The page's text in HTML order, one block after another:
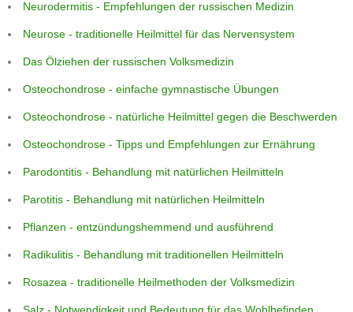
Neurodermitis - Empfehlungen der russischen Medizin
Neurose - traditionelle Heilmittel für das Nervensystem
Das Ölziehen der russischen Volksmedizin
Osteochondrose - einfache gymnastische Übungen
Osteochondrose - natürliche Heilmittel gegen die Beschwerden
Osteochondrose - Tipps und Empfehlungen zur Ernährung
Parodontitis - Behandlung mit natürlichen Heilmitteln
Parotitis - Behandlung mit natürlichen Heilmitteln
Pflanzen - entzündungshemmend und ausführend
Radikulitis - Behandlung mit traditionellen Heilmitteln
Rosazea - traditionelle Heilmethoden der Volksmedizin
Salz - Notwendigkeit und Bedeutung für das Wohlbefinden